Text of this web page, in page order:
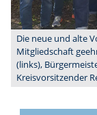
Die neue und alte
Mitgliedschaft
(links),
Kreisvorsitzender